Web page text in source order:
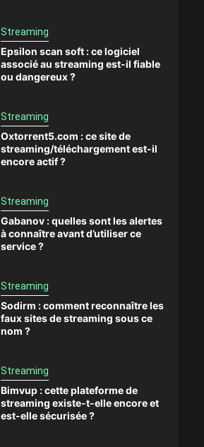
Streaming
Epsilon scan soft : ce logiciel
associé au streaming est-il fiable
ou dangereux ?
Streaming
Oxtorrent5.com : ce site de
streaming/téléchargement est-il
encore actif ?
Streaming
Gabanov : quelles sont les alertes
à connaître avant d’utiliser ce
service ?
Streaming
Sodirm : comment reconnaître les
faux sites de streaming sous ce
nom ?
Streaming
Bimvup : cette plateforme de
streaming existe-t-elle encore et
est-elle sécurisée ?